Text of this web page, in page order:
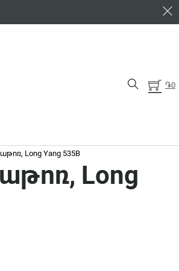
֏0
Long Yang 535B
Long